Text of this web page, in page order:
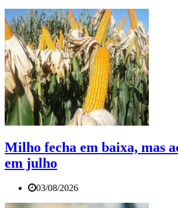
Milho fecha em baixa, mas
em julho
03/08/2026